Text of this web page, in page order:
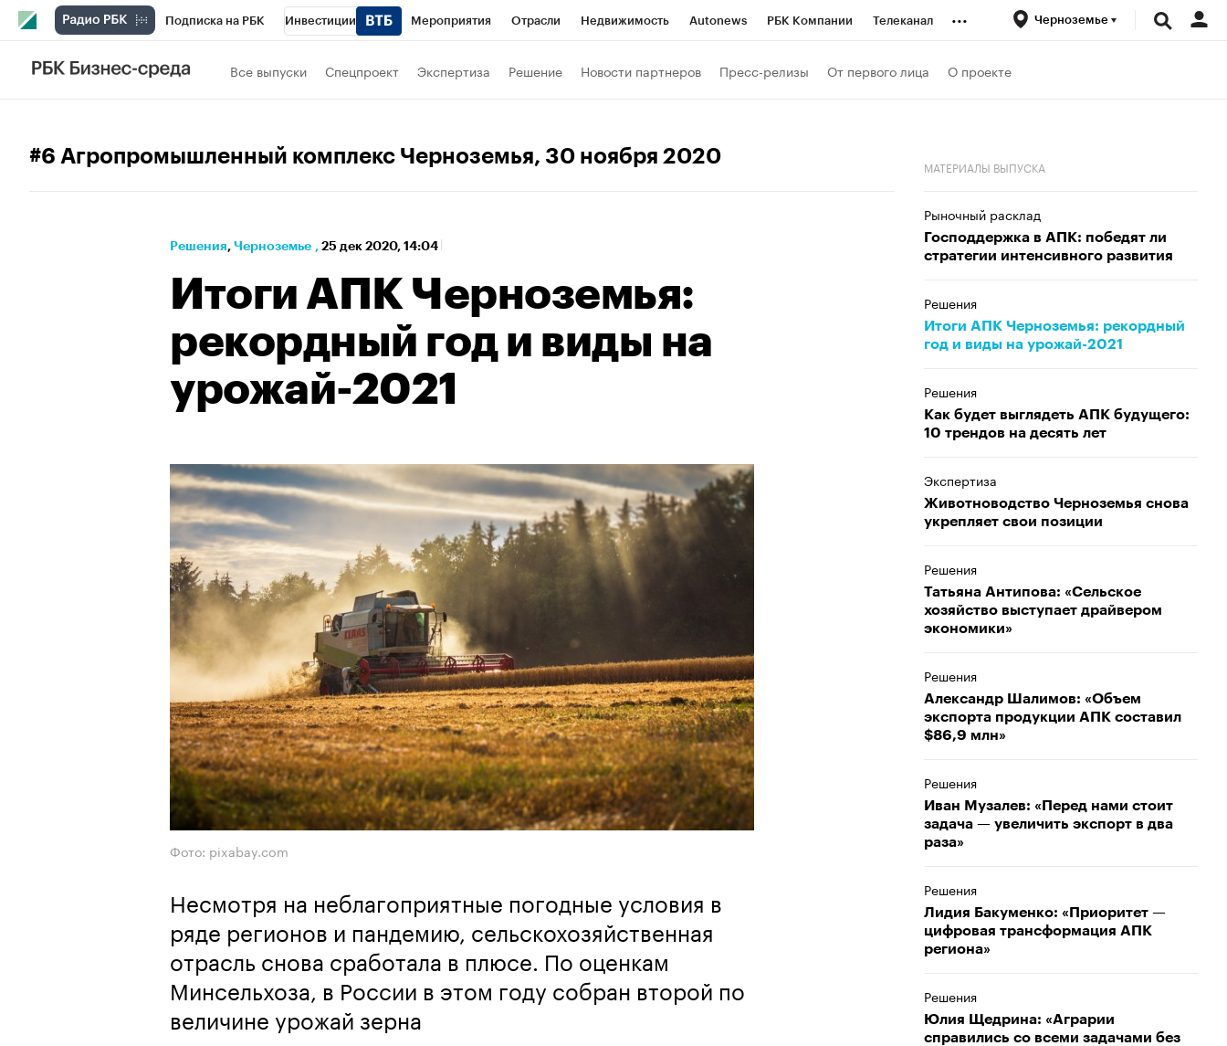
Подписка на РБК Инвестиции Мероприятия Отрасли Недвижимость Autonews РБК Компании Телеканал
РБК Вино
Кредитные рейтинги Конференции СПб
... Черноземье
Все выпуски Спецпроект Экспертиза Решение Новости партнеров Пресс-релизы От первого лица О проекте
#6 Агропромышленный комплекс Черноземья, 30 ноября 2020
Решения⁠, Черноземье , 25 дек 2020, 14:04
Итоги АПК Черноземья:
рекордный год и виды на
урожай-2021
Фото: pixabay.com
Несмотря на неблагоприятные погодные условия в
ряде регионов и пандемию, сельскохозяйственная
отрасль снова сработала в плюсе. По оценкам
Минсельхоза, в России в этом году собран второй по
величине урожай зерна
МАТЕРИАЛЫ ВЫПУСКА
Рыночный расклад
Господдержка в АПК: победят ли
стратегии интенсивного развития
Решения
Итоги АПК Черноземья: рекордный
год и виды на урожай-2021
Решения
Как будет выглядеть АПК будущего:
10 трендов на десять лет
Экспертиза
Животноводство Черноземья снова
укрепляет свои позиции
Решения
Татьяна Антипова: «Сельское
хозяйство выступает драйвером
экономики»
Решения
Александр Шалимов: «Объем
экспорта продукции АПК составил
$86,9 млн»
Решения
Иван Музалев: «Перед нами стоит
задача — увеличить экспорт в два
раза»
Решения
Лидия Бакуменко: «Приоритет —
цифровая трансформация АПК
региона»
Решения
Юлия Щедрина: «Аграрии
справились со всеми задачами без